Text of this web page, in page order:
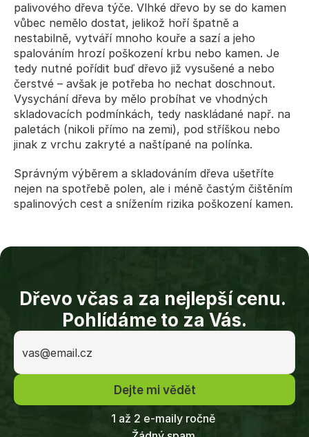
palivového dřeva týče. Vlhké dřevo by se do kamen
vůbec nemělo dostat, jelikož hoří špatně a
nestabilně, vytváří mnoho kouře a sazí a jeho
spalováním hrozí poškození krbu nebo kamen. Je
tedy nutné pořídit buď dřevo již vysušené a nebo
čerstvé – avšak je potřeba ho nechat doschnout.
Vysychání dřeva by mělo probíhat ve vhodných
skladovacích podmínkách, tedy naskládané např. na
paletách (nikoli přímo na zemi), pod stříškou nebo
jinak z vrchu zakryté a naštípané na polínka.
Správným výběrem a skladováním dřeva ušetříte
nejen na spotřebě polen, ale i méně častým čištěním
spalinových cest a snížením rizika poškození kamen.
Dřevo včas a za nejlepší cenu.
Pohlídáme to za Vás.
Dejte mi vědět
1 až 2 e-maily ročně